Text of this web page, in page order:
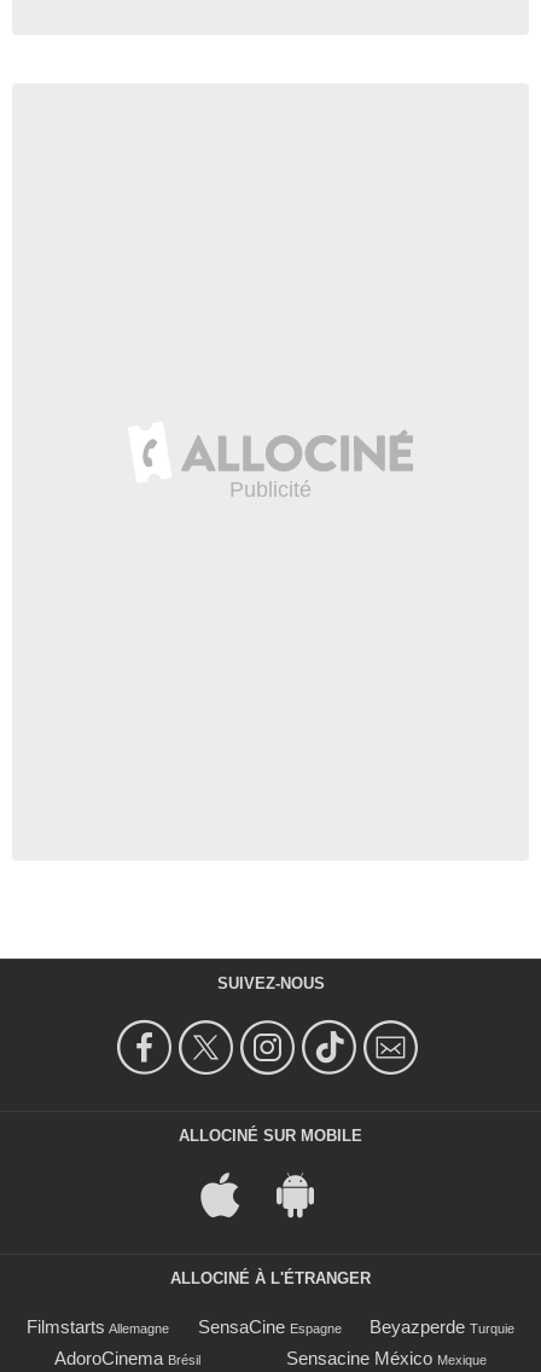
SUIVEZ-NOUS
ALLOCINÉ SUR MOBILE
ALLOCINÉ À L'ÉTRANGER
Filmstarts Allemagne SensaCine Espagne Beyazperde Turquie
AdoroCinema Brésil Sensacine México Mexique